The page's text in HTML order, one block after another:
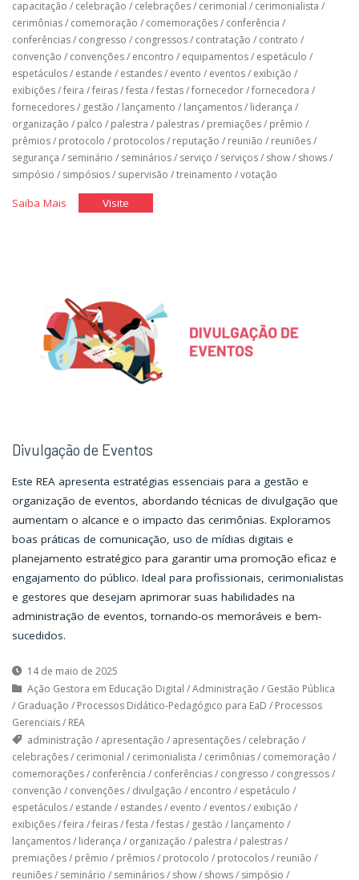
capacitação / celebração / celebrações/ cerimonial / cerimonialista /
cerimônias/ comemoração / comemorações/ conferência /
conferências/ congresso / congressos/ contratação / contrato /
convenção / convenções/ encontro / equipamentos/ espetáculo /
espetáculos/ estande / estandes/ evento / eventos/ exibição /
exibições/feira /feiras/festa /festas/fornecedor/fornecedora /
fornecedores/ gestão / lançamento / lançamentos/ liderança /
organização / palco / palestra / palestras/ premiações/ prêmio /
prêmios/ protocolo / protocolos/ reputação / reunião / reuniões/
segurança / seminário / seminários/ serviço / serviços/ show/ shows/
simpósio / simpósios/ supervisão /treinamento /votação
Saiba Mais"Equipamentos,
nos
Eventos"
Visite"Equipamentos,
Eventos"
Divulgação de Eventos
Este REA apresenta estratégias essenciais para a gestão e
organização de eventos, abordando técnicas de divulgação que
aumentam o alcance e o impacto das cerimônias. Exploramos
boas práticas de comunicação, uso de mídias digitais e
planejamento estratégico para garantir uma promoção eficaz e
engajamento do público. Ideal para profissionais, cerimonialistas
e gestores que desejam aprimorar suas habilidades na
administração de eventos, tornando-os memoráveis e bem-
sucedidos.
14 de maio de 2025
Ação Gestora em Educação Digital /Administração / Gestão Pública
/ Graduação / Processos Didático-Pedagógico para EaD / Processos
Gerenciais/ REA
administração / apresentação / apresentações/ celebração /
celebrações/ cerimonial / cerimonialista / cerimônias/ comemoração /
comemorações/ conferência / conferências/ congresso / congressos/
convenção / convenções/ divulgação / encontro / espetáculo /
espetáculos/ estande / estandes/ evento / eventos/ exibição /
exibições/feira /feiras/festa /festas/ gestão / lançamento /
lançamentos/ liderança / organização / palestra / palestras/
premiações/ prêmio / prêmios/ protocolo / protocolos/ reunião /
reuniões/ seminário / seminários/ show/ shows/ simpósio /